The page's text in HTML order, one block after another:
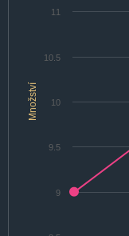
Množství
9
9.5
10
10.5
11